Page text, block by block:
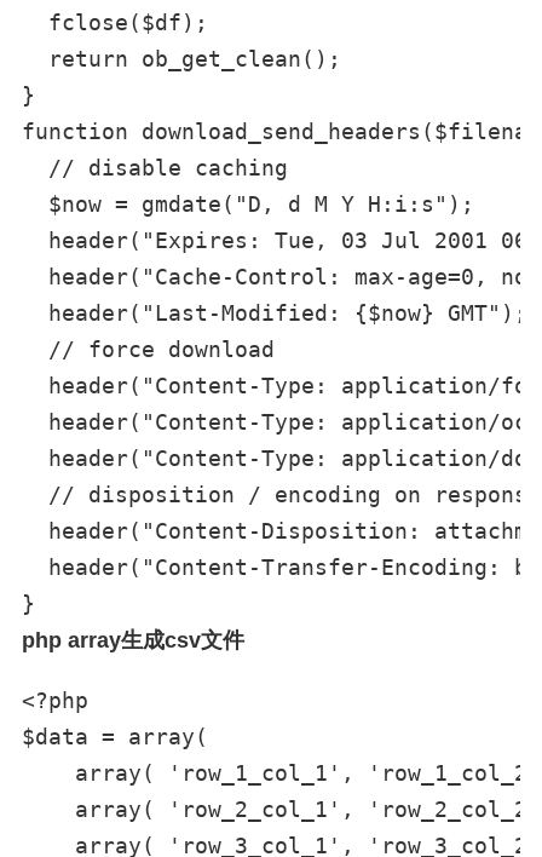
  fclose($df);
  return ob_get_clean();
}
function
  // disable caching
  $now = gmdate("D, d M Y H:i:s");
header("Expires: Tue, 03 Jul 2001
header("Cache-Control: max-age=0,
  header("Last-Modified: {$now} GMT");
  // force download
header("Content-Type: application/
header("Content-Type: application/
header("Content-Type: application/
// disposition / encoding on
header("Content-Disposition:
header("Content-Transfer-Encoding:
php array生成csv文件
<?php
$data = array(
array( 'row_1_col_1',
array( 'row_2_col_1',
array( 'row_3_col_1',